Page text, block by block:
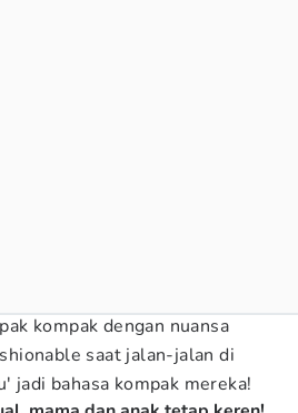
kompak dengan nuansa
saat jalan-jalan di
jadi bahasa kompak mereka!